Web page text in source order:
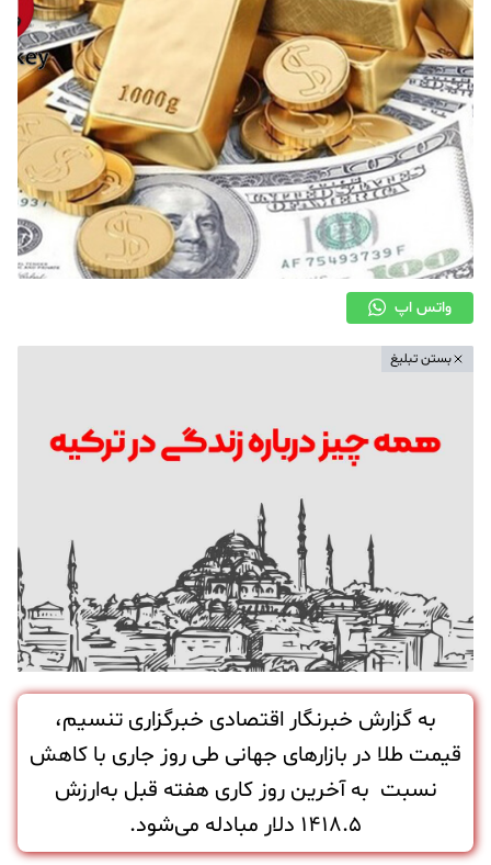
واتس اپ
بستن تبلیغ
به گزارش خبرنگار اقتصادی خبرگزاری تنسیم،
قیمت طلا در بازارهای جهانی طی روز جاری با کاهش
نسبت به آخرین روز کاری هفته قبل به‌ارزش
1418.5 دلار مبادله می‌شود.